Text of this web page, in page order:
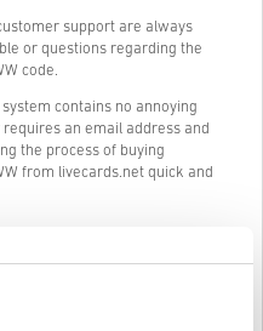
support are always
or questions regarding the
code.
contains no annoying
an email address and
the process of buying
from livecards.net quick and